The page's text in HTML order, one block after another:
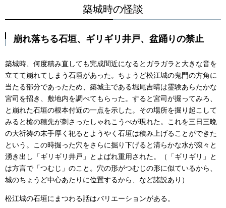
築城時の怪談
崩れ落ちる石垣、ギリギリ井戸、盆踊りの禁止
築城時、何度積み直しても完成間近になるとガラガラと大きな音を
立てて崩れてしまう石垣があった。ちょうど松江城の鬼門の方角に
当たる部分であったため、築城主である堀尾吉晴は霊験あらたかな
宮司を招き、敷地内を調べてもらった。すると宮司が掘ってみろ、
と崩れた石垣の根本付近の一点を示した。その場所を掘り起こして
みると槍の穂先が刺さったしゃれこうべが現れた。これを三日三晩
の大祈祷の末手厚く祀るとようやく石垣は積み上げることができた
という。この時掘った穴をさらに掘り下げると清らかな水が滾々と
湧き出し「ギリギリ井戸」とよばれ重用された。（「ギリギリ」と
は方言で「つむじ」のこと。穴の形がつむじの形に似ているから、
城のちょうど中心あたりに位置するから、など諸説あり）
松江城の石垣にまつわる話はバリエーションがある。